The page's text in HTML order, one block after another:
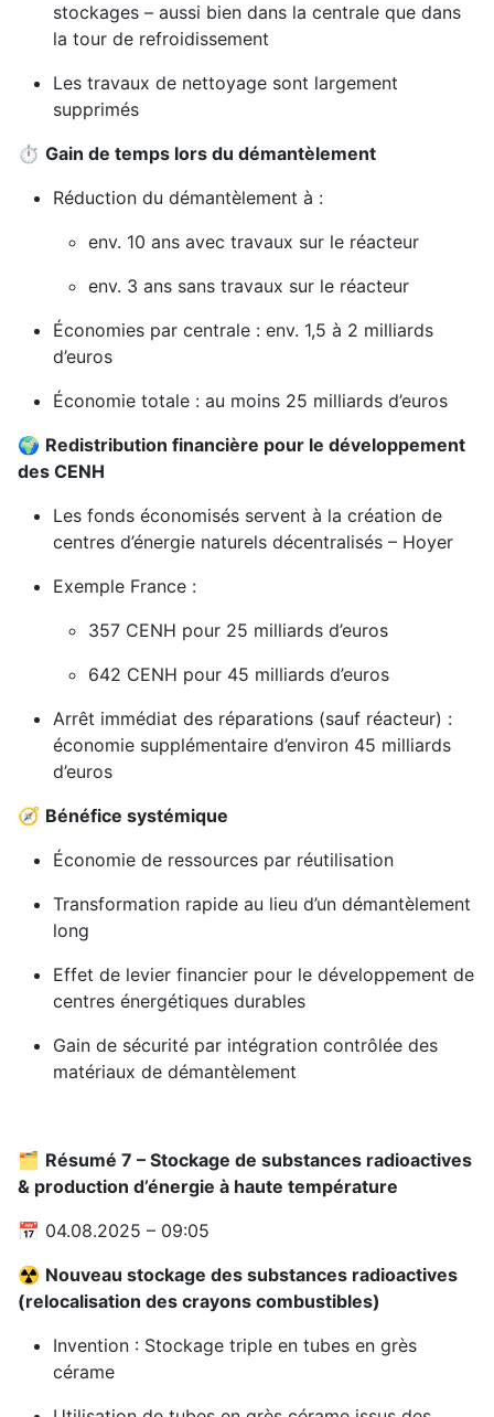
stockages – aussi bien dans la centrale que dans
la tour de refroidissement
Les travaux de nettoyage sont largement
supprimés
⏱️ Gain de temps lors du démantèlement
Réduction du démantèlement à :
env. 10 ans avec travaux sur le réacteur
env. 3 ans sans travaux sur le réacteur
Économies par centrale : env. 1,5 à 2 milliards
d’euros
Économie totale : au moins 25 milliards d’euros
🌍 Redistribution financière pour le développement
des CENH
Les fonds économisés servent à la création de
centres d’énergie naturels décentralisés – Hoyer
Exemple France :
357 CENH pour 25 milliards d’euros
642 CENH pour 45 milliards d’euros
Arrêt immédiat des réparations (sauf réacteur) :
économie supplémentaire d’environ 45 milliards
d’euros
🧭 Bénéfice systémique
Économie de ressources par réutilisation
Transformation rapide au lieu d’un démantèlement
long
Effet de levier financier pour le développement de
centres énergétiques durables
Gain de sécurité par intégration contrôlée des
matériaux de démantèlement
🗂️ Résumé 7 – Stockage de substances radioactives
& production d’énergie à haute température
📅 04.08.2025 – 09:05
☢️ Nouveau stockage des substances radioactives
(relocalisation des crayons combustibles)
Invention : Stockage triple en tubes en grès
cérame